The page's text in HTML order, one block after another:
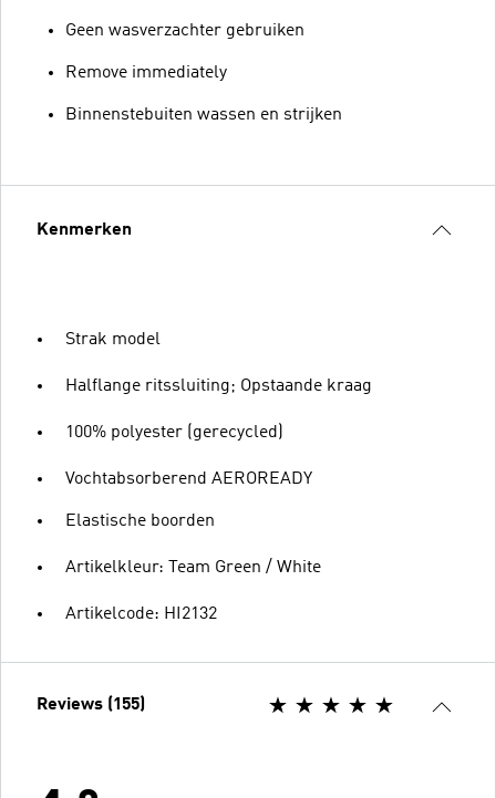
Geen wasverzachter gebruiken
Remove immediately
Binnenstebuiten wassen en strijken
Kenmerken
Strak model
Halflange ritssluiting; Opstaande kraag
100% polyester (gerecycled)
Vochtabsorberend AEROREADY
Elastische boorden
Artikelkleur: Team Green / White
Artikelcode: HI2132
Reviews (155)